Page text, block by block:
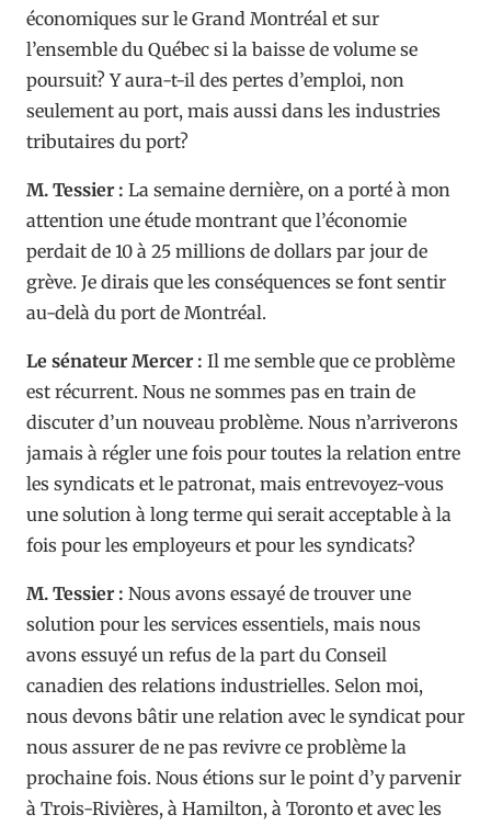
économiques sur le Grand Montréal et sur
l’ensemble du Québec si la baisse de volume se
poursuit? Y aura-t-il des pertes d’emploi, non
seulement au port, mais aussi dans les industries
tributaires du port?
M. Tessier : La semaine dernière, on a porté à mon
attention une étude montrant que l’économie
perdait de 10 à 25 millions de dollars par jour de
grève. Je dirais que les conséquences se font sentir
au-delà du port de Montréal.
Le sénateur Mercer : Il me semble que ce problème
est récurrent. Nous ne sommes pas en train de
discuter d’un nouveau problème. Nous n’arriverons
jamais à régler une fois pour toutes la relation entre
les syndicats et le patronat, mais entrevoyez-vous
une solution à long terme qui serait acceptable à la
fois pour les employeurs et pour les syndicats?
M. Tessier : Nous avons essayé de trouver une
solution pour les services essentiels, mais nous
avons essuyé un refus de la part du Conseil
canadien des relations industrielles. Selon moi,
nous devons bâtir une relation avec le syndicat pour
nous assurer de ne pas revivre ce problème la
prochaine fois. Nous étions sur le point d’y parvenir
à Trois-Rivières, à Hamilton, à Toronto et avec les